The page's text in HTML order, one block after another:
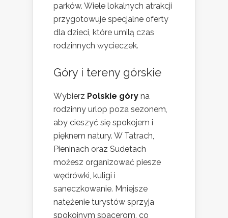
parków. Wiele lokalnych atrakcji
przygotowuje specjalne oferty
dla dzieci, które umilą czas
rodzinnych wycieczek.
Góry i tereny górskie
Wybierz Polskie góry na
rodzinny urlop poza sezonem,
aby cieszyć się spokojem i
pięknem natury. W Tatrach,
Pieninach oraz Sudetach
możesz organizować piesze
wędrówki, kuligi i
saneczkowanie. Mniejsze
natężenie turystów sprzyja
spokojnym spacerom, co